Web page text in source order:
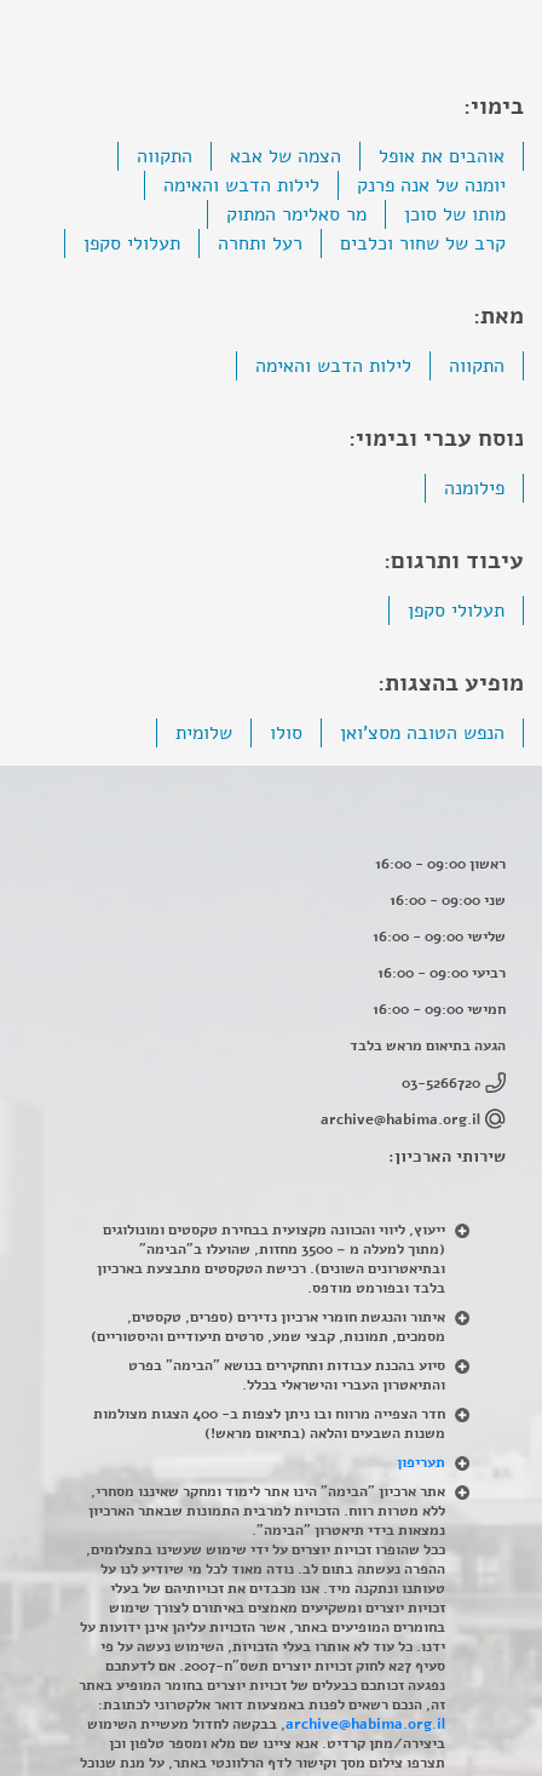
בימוי:
אוהבים את אופל הצמה של אבא
התקווה
יומנה של אנה פרנק
לילות הדבש והאימה
מותו של סוכן
מר סאלימר המתוק
קרב של שחור וכלבים
רעל ותחרה תעלולי סקפן
מאת:
התקווה לילות הדבש והאימה
נוסח עברי ובימוי:
פילומנה
עיבוד ותרגום:
תעלולי סקפן
מופיע בהצגות:
הנפש הטובה מסצ'ואן סולו שלומית
ראשון 09:00 - 16:00
שני 09:00 - 16:00
שלישי 09:00 - 16:00
רביעי 09:00 - 16:00
חמישי 09:00 - 16:00
הגעה בתיאום מראש בלבד
03-5266720
archive@habima.org.il
שירותי הארכיון:
ייעוץ, ליווי והכוונה מקצועית בבחירת טקסטים ומונולוגים
(מתוך למעלה מ – 3500 מחזות, שהועלו ב"הבימה"
ובתיאטרונים השונים). רכישת הטקסטים מתבצעת בארכיון
בלבד ובפורמט מודפס.
איתור והנגשת חומרי ארכיון נדירים (ספרים, טקסטים,
מסמכים, תמונות, קבצי שמע, סרטים תיעודיים והיסטוריים)
סיוע בהכנת עבודות ותחקירים בנושא "הבימה" בפרט
והתיאטרון העברי והישראלי בכלל.
חדר הצפייה מרווח ובו ניתן לצפות ב- 400 הצגות מצולמות
משנות השבעים והלאה (בתיאום מראש!)
תעריפון
אתר ארכיון "הבימה" הינו אתר לימוד ומחקר שאיננו מסחרי,
ללא מטרות רווח. הזכויות למרבית התמונות שבאתר הארכיון
נמצאות בידי תיאטרון "הבימה".
ככל שהופרו זכויות יוצרים על ידי שימוש שעשינו בתצלומים,
ההפרה נעשתה בתום לב. נודה מאוד לכל מי שיודיע לנו על
טעותנו ונתקנה מיד. אנו מכבדים את זכויותיהם של בעלי
זכויות יוצרים ומשקיעים מאמצים באיתורם לצורך שימוש
בחומרים המופיעים באתר, אשר הזכויות עליהן אינן ידועות על
ידנו. כל עוד לא אותרו בעלי הזכויות, השימוש נעשה על פי
סעיף 27א לחוק זכויות יוצרים תשס"ח-2007. אם לדעתכם
נפגעה זכותכם כבעלים של זכויות יוצרים בחומר המופיע באתר
זה, הנכם רשאים לפנות באמצעות דואר אלקטרוני לכתובת:
archive@habima.org.il, בבקשה לחדול מעשיית השימוש
ביצירה/מתן קרדיט. אנא ציינו שם מלא ומספר טלפון וכן
תצרפו צילום מסך וקישור לדף הרלוונטי באתר, על מנת שנוכל